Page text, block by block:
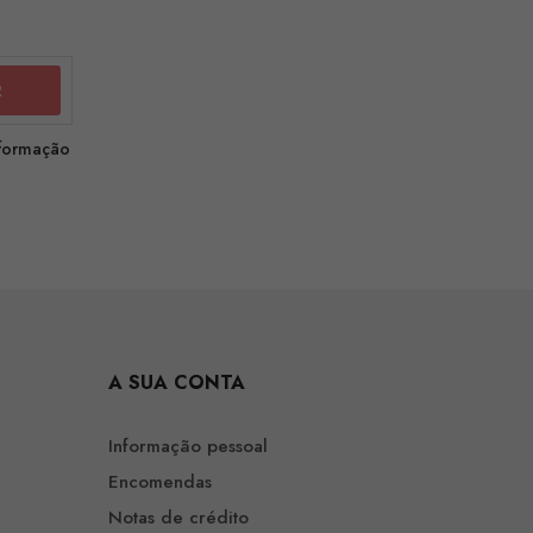
A SUA CONTA
Informação pessoal
Encomendas
Notas de crédito